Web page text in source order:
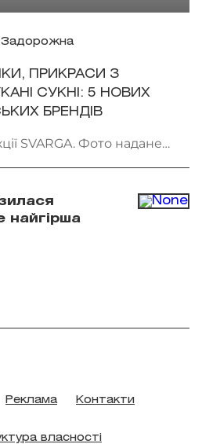
Задорожна
ПРИКРАСИ З
СУКНІ: 5 НОВИХ
БРЕНДІВ
SVARGA. Фото надане
найгірша
Реклама Контакти
власності